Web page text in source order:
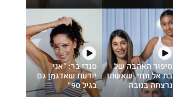
סיפור האהבה של
בת אל ונתי, שאשתו
נרצחה בנובה
סנדי בר: "אני
יודעת שאדגמן גם
בגיל 90"